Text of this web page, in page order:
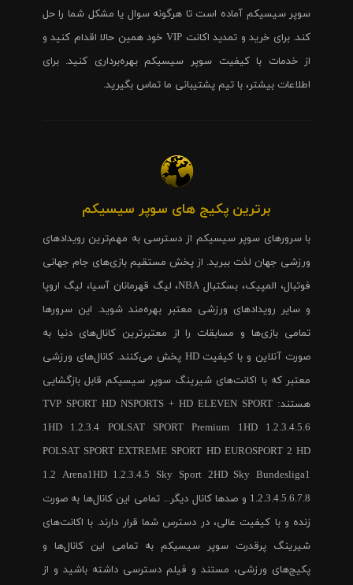
سوپر سیسیکم آماده است تا هرگونه سوال یا مشکل شما را حل
کند. برای خرید و تمدید اکانت VIP خود همین حالا اقدام کنید و
از خدمات با کیفیت سوپر سیسیکم بهره‌برداری کنید. برای
اطلاعات بیشتر، با تیم پشتیبانی ما تماس بگیرید.
برترین پکیج های سوپر سیسیکم
با سرورهای سوپر سیسیکم از دسترسی به مهم‌ترین رویدادهای
ورزشی جهان لذت ببرید. از پخش مستقیم بازی‌های جام جهانی
فوتبال، المپیک، بسکتبال NBA، لیگ قهرمانان آسیا، لیگ اروپا
و سایر رویدادهای ورزشی معتبر بهره‌مند شوید. این سرورها
تمامی بازی‌ها و مسابقات را از معتبرترین کانال‌های دنیا به
صورت آنلاین و با کیفیت HD پخش می‌کنند. کانال‌های ورزشی
معتبر که با اکانت‌های شیرینگ سوپر سیسیکم قابل بازگشایی
هستند: TVP SPORT HD NSPORTS + HD ELEVEN SPORT
1HD 1.2.3.4 POLSAT SPORT Premium 1HD 1.2.3.4.5.6
POLSAT SPORT EXTREME SPORT HD EUROSPORT 2 HD
1.2 Arena1HD 1.2.3.4.5 Sky Sport 2HD Sky Bundesliga1
1.2.3.4.5.6.7.8 و صدها کانال دیگر... تمامی این کانال‌ها به صورت
زنده و با کیفیت عالی، در دسترس شما قرار دارند. با اکانت‌های
شیرینگ پرقدرت سوپر سیسیکم به تمامی این کانال‌ها و
پکیج‌های ورزشی، مستند و فیلم دسترسی داشته باشید و از